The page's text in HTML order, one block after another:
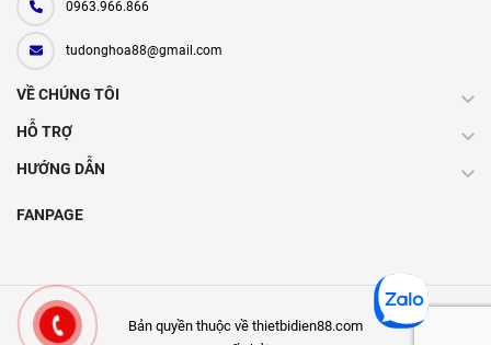
0963.966.866
tudonghoa88@gmail.com
VỀ CHÚNG TÔI
HỖ TRỢ
HƯỚNG DẪN
FANPAGE
Bản quyền thuộc về thietbidien88.com